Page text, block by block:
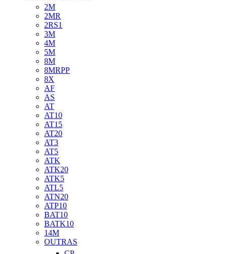
2M
2MR
2RS1
3M
4M
5M
8M
8MRPP
8X
AF
AS
AT
AT10
AT15
AT20
AT3
AT5
ATK
ATK20
ATK5
ATL5
ATN20
ATP10
BAT10
BATK10
14M
OUTRAS